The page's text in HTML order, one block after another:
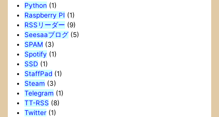
Python (1)
Raspberry PI (1)
RSSリーダー (9)
Seesaaブログ(5)
SPAM (3)
Spotify (1)
SSD (1)
StaffPad(1)
Steam (3)
Telegram (1)
TT-RSS (8)
Twitter(1)